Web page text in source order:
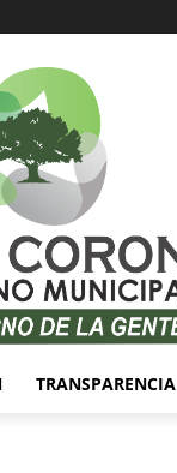
TRANSPARENCIA